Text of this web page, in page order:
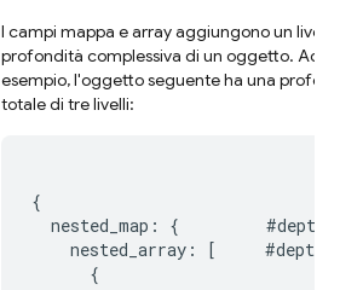
I campi mappa e array aggiungono un livello
profondità complessiva di un oggetto. Ad
esempio, l'oggetto seguente ha una profondità
totale di tre livelli:
{
  nested_map: {         #depth 1
    nested_array: [     #depth 2
      {